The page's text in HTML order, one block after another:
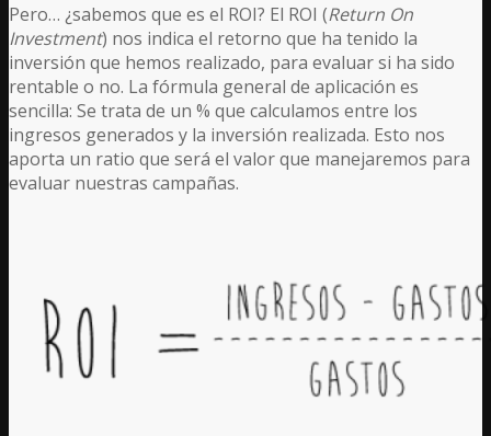
Pero… ¿sabemos que es el ROI? El ROI (Return On
Investment) nos indica el retorno que ha tenido la
inversión que hemos realizado, para evaluar si ha sido
rentable o no. La fórmula general de aplicación es
sencilla: Se trata de un % que calculamos entre los
ingresos generados y la inversión realizada. Esto nos
aporta un ratio que será el valor que manejaremos para
evaluar nuestras campañas.